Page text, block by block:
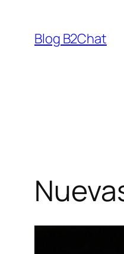
contenido
Blog B2Chat